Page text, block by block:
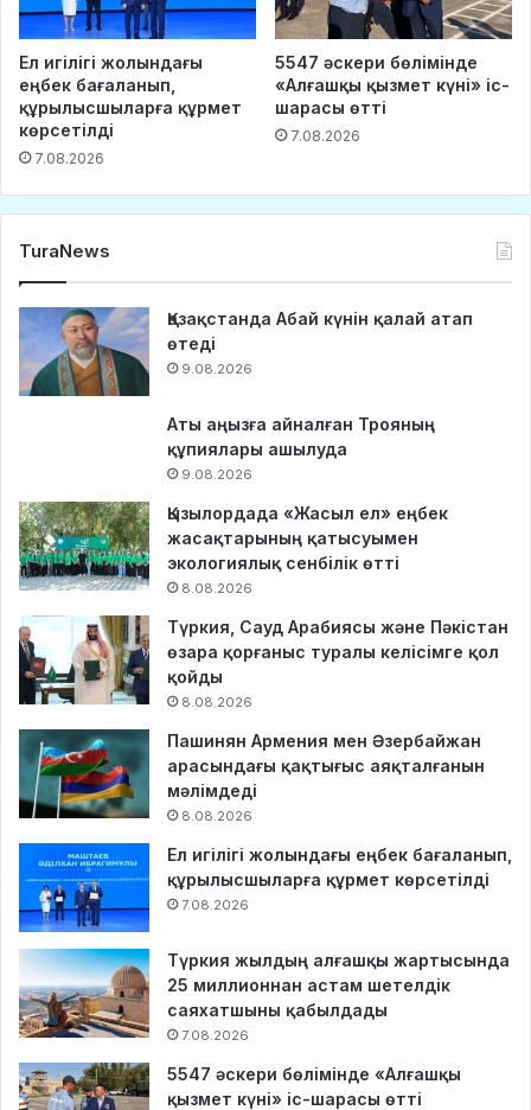
Ел игілігі жолындағы
еңбек бағаланып,
құрылысшыларға құрмет
көрсетілді
7.08.2026
5547 әскери бөлімінде
«Алғашқы қызмет күні» іс-
шарасы өтті
7.08.2026
TuraNews
Қазақстанда Абай күнін қалай атап
өтеді
9.08.2026
Аты аңызға айналған Трояның
құпиялары ашылуда
9.08.2026
Қызылордада «Жасыл ел» еңбек
жасақтарының қатысуымен
экологиялық сенбілік өтті
8.08.2026
Түркия, Сауд Арабиясы және Пәкістан
өзара қорғаныс туралы келісімге қол
қойды
8.08.2026
Пашинян Армения мен Әзербайжан
арасындағы қақтығыс аяқталғанын
мәлімдеді
8.08.2026
Ел игілігі жолындағы еңбек бағаланып,
құрылысшыларға құрмет көрсетілді
7.08.2026
Түркия жылдың алғашқы жартысында
25 миллионнан астам шетелдік
саяхатшыны қабылдады
7.08.2026
5547 әскери бөлімінде «Алғашқы
қызмет күні» іс-шарасы өтті